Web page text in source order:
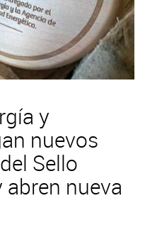
y
nuevos
Sello
abren nueva